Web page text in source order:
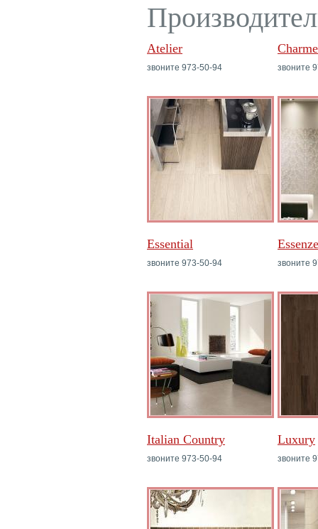
Atelier
звоните 973-50-94
Charme
звоните
Essential
звоните 973-50-94 звоните
Italian Country
звоните 973-50-94
Luxury
звоните